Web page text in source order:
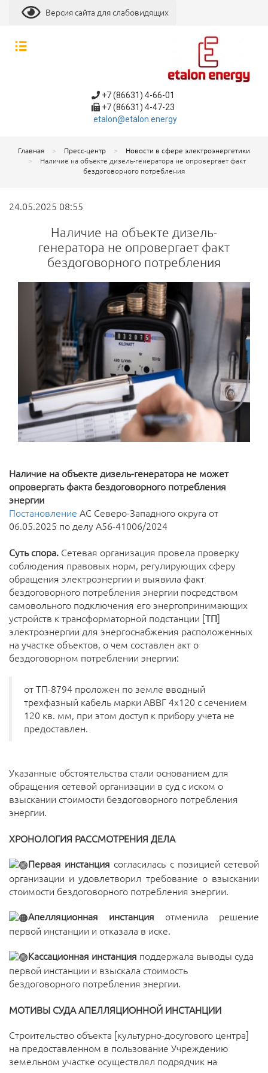
Версия сайта для слабовидящих
+7 (86631) 4-66-01
+7 (86631) 4-47-23
etalon@etalon.energy
Главная Пресс-центр
Новости в сфере электроэнергетики
Наличие на объекте дизель-генератора не опровергает факт
бездоговорного потребления
24.05.2025 08:55
Наличие на объекте дизель-
генератора не опровергает факт
бездоговорного потребления
Наличие на объекте дизель-генератора не может
опровергать факта бездоговорного потребления
энергии
Постановление АС Северо-Западного округа от
06.05.2025 по делу А56-41006/2024
Суть спора. Сетевая организация провела проверку
соблюдения правовых норм, регулирующих сферу
обращения электроэнергии и выявила факт
бездоговорного потребления энергии посредством
самовольного подключения его энергопринимающих
устройств к трансформаторной подстанции [ТП]
электроэнергии для энергоснабжения расположенных
на участке объектов, о чем составлен акт о
бездоговорном потреблении энергии:
от ТП-8794 проложен по земле вводный
трехфазный кабель марки АВВГ 4х120 с сечением
120 кв. мм, при этом доступ к прибору учета не
предоставлен.
Указанные обстоятельства стали основанием для
обращения сетевой организации в суд с иском о
взыскании стоимости бездоговорного потребления
энергии.
ХРОНОЛОГИЯ РАССМОТРЕНИЯ ДЕЛА
Первая инстанция согласилась с позицией сетевой
организации и удовлетворил требование о взыскании
стоимости бездоговорного потребления энергии.
Апелляционная инстанция отменила решение
первой инстанции и отказала в иске.
Кассационная инстанция поддержала выводы суда
первой инстанции и взыскала стоимость
бездоговорного потребления энергии.
МОТИВЫ СУДА АПЕЛЛЯЦИОННОЙ ИНСТАНЦИИ
Строительство объекта [культурно-досугового центра]
на предоставленном в пользование Учреждению
земельном участке осуществлял подрядчик на